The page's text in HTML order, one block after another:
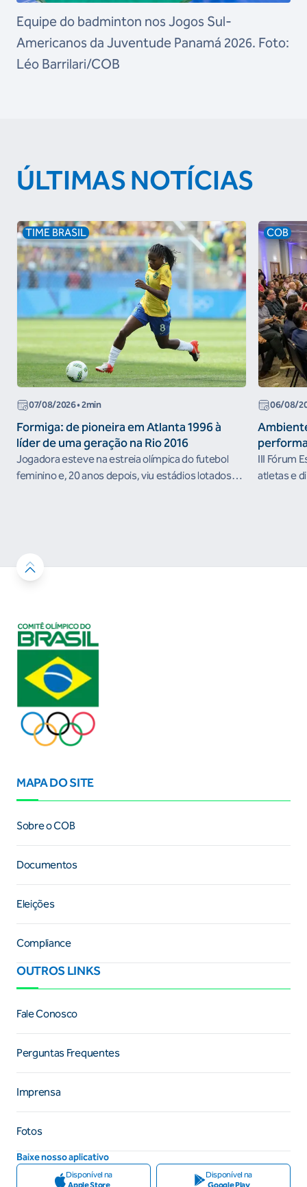
Equipe do badminton nos Jogos Sul-
Americanos da Juventude Panamá 2026. Foto:
Léo Barrilari/COB
ÚLTIMAS NOTÍCIAS
TIME BRASIL
07/08/2026• 2min
Formiga: de pioneira em Atlanta 1996 à
líder de uma geração na Rio 2016
Jogadora esteve na estreia olímpica do futebol
feminino e, 20 anos depois, viu estádios lotados
COB
06/08/
III Fórum
atletas e
MAPA DO SITE
Sobre o COB
Documentos
Eleições
Compliance
OUTROS LINKS
Fale Conosco
Perguntas Frequentes
Imprensa
Fotos
Baixe nosso aplicativo
Disponível na
Apple Store
Disponível na
Google Play